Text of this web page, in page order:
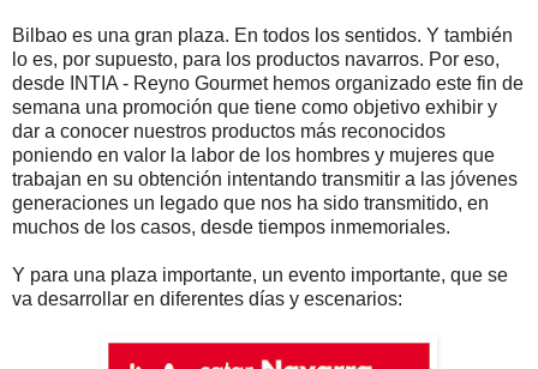
Bilbao es una gran plaza. En todos los sentidos. Y también
lo es, por supuesto, para los productos navarros. Por eso,
desde INTIA - Reyno Gourmet hemos organizado este fin de
semana una promoción que tiene como objetivo exhibir y
dar a conocer nuestros productos más reconocidos
poniendo en valor la labor de los hombres y mujeres que
trabajan en su obtención intentando transmitir a las jóvenes
generaciones un legado que nos ha sido transmitido, en
muchos de los casos, desde tiempos inmemoriales.
Y para una plaza importante, un evento importante, que se
va desarrollar en diferentes días y escenarios: